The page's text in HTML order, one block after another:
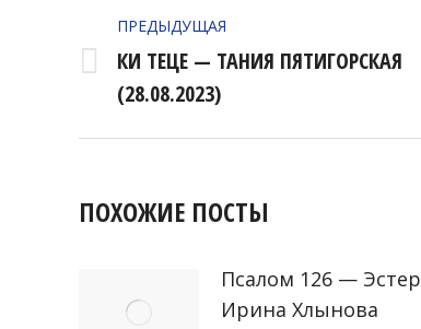
ПО
ЗАПИСЯМ
ПРЕДЫДУЩАЯ
Предыдущая
запись:
КИ ТЕЦЕ — ТАНИЯ ПЯТИГОРСКАЯ
(28.08.2023)
ПОХОЖИЕ ПОСТЫ
Псалом 126 — Эстер
Ирина Хлынова